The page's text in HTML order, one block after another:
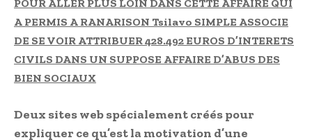
POUR ALLER PLUS LOIN DANS CETTE AFFAIRE QUI
A PERMIS A RANARISON Tsilavo SIMPLE ASSOCIE
DE SE VOIR ATTRIBUER 428.492 EUROS D’INTERETS
CIVILS DANS UN SUPPOSE AFFAIRE D’ABUS DES
BIEN SOCIAUX
Deux sites web spécialement créés pour
expliquer ce qu’est la motivation d’une